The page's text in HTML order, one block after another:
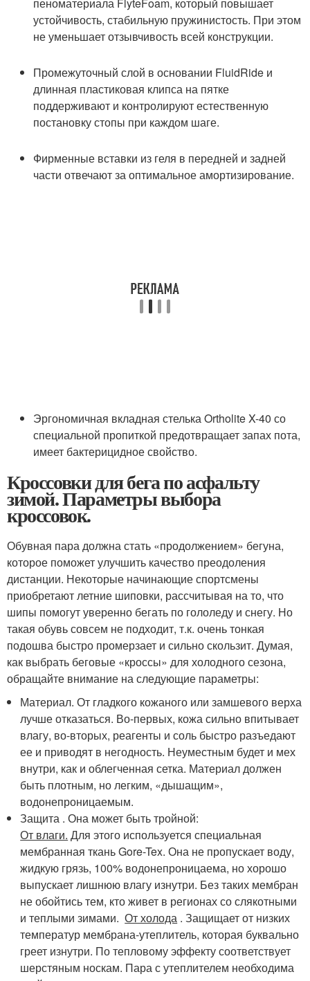
устойчивость, стабильную пружинистость. При этом
не уменьшает отзывчивость всей конструкции.
Промежуточный слой в основании FluidRide и
длинная пластиковая клипса на пятке
поддерживают и контролируют естественную
постановку стопы при каждом шаге.
Фирменные вставки из геля в передней и задней
части отвечают за оптимальное амортизирование.
Эргономичная вкладная стелька Ortholite X-40 со
специальной пропиткой предотвращает запах пота,
имеет бактерицидное свойство.
Кроссовки для бега по асфальту
зимой. Параметры выбора
кроссовок.
Обувная пара должна стать «продолжением» бегуна,
которое поможет улучшить качество преодоления
дистанции. Некоторые начинающие спортсмены
приобретают летние шиповки, рассчитывая на то, что
шипы помогут уверенно бегать по гололеду и снегу. Но
такая обувь совсем не подходит, т.к. очень тонкая
подошва быстро промерзает и сильно скользит. Думая,
как выбрать беговые «кроссы» для холодного сезона,
обращайте внимание на следующие параметры:
Материал. От гладкого кожаного или замшевого верха
лучше отказаться. Во-первых, кожа сильно впитывает
влагу, во-вторых, реагенты и соль быстро разъедают
ее и приводят в негодность. Неуместным будет и мех
внутри, как и облегченная сетка. Материал должен
быть плотным, но легким, «дышащим»,
водонепроницаемым.
Защита . Она может быть тройной:
От влаги. Для этого используется специальная
мембранная ткань Gore-Tex. Она не пропускает воду,
жидкую грязь, 100% водонепроницаема, но хорошо
выпускает лишнюю влагу изнутри. Без таких мембран
не обойтись тем, кто живет в регионах со слякотными
и теплыми зимами.От холода . Защищает от низких
температур мембрана-утеплитель, которая буквально
греет изнутри. По тепловому эффекту соответствует
шерстяным носкам. Пара с утеплителем необходима